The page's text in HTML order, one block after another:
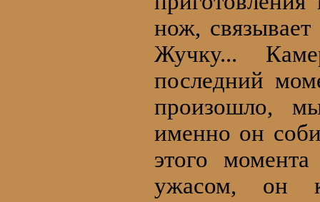
нож,
Жучку...
последний
произошло,
именно он
этого
ужасом, он